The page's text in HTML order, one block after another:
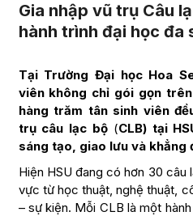
Gia nhập vũ trụ Câu
hành trình đại học đa
Tại Trường Đại học Hoa
viên không chỉ gói gọn
hàng trăm tân sinh viên
trụ câu lạc bộ(CLB) tại
sáng tạo, giao lưu và khẳng
Hiện HSU đang có hơn 30 câu
vực từ học thuật, nghệ thuật,
– sự kiện. Mỗi CLB là một